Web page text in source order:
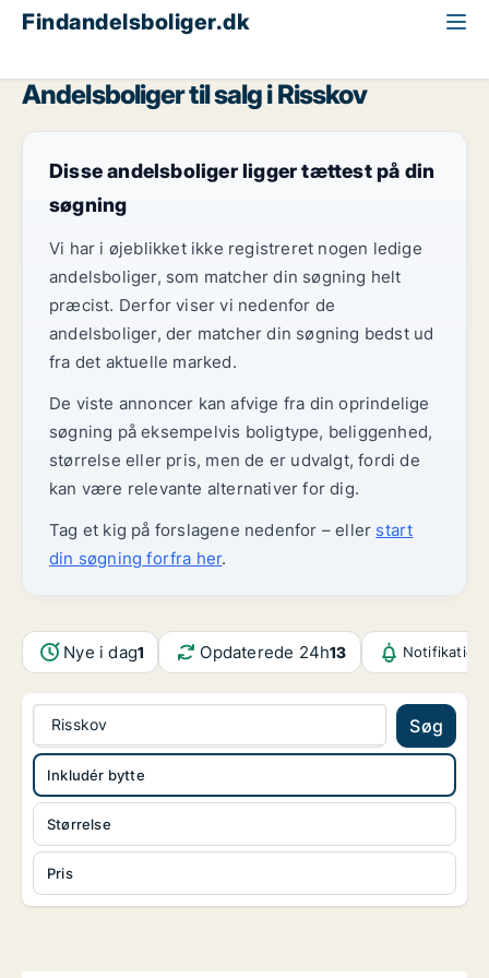
Findandelsboliger.dk
Andelsboliger til salg i Risskov
Disse andelsboliger ligger tættest på din
søgning
Vi har i øjeblikket ikke registreret nogen ledige
andelsboliger, som matcher din søgning helt
præcist. Derfor viser vi nedenfor de
andelsboliger, der matcher din søgning bedst ud
fra det aktuelle marked.
De viste annoncer kan afvige fra din oprindelige
søgning på eksempelvis boligtype, beliggenhed,
størrelse eller pris, men de er udvalgt, fordi de
kan være relevante alternativer for dig.
Tag et kig på forslagene nedenfor – eller start
din søgning forfra her.
Nye i dag1 Opdaterede 24h13
Risskov Søg
Størrelse
Pris
Inkludér bytte